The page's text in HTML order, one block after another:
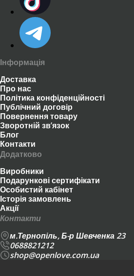
Інформація
Доставка
Про нас
Політика конфіденційності
Публічний договір
Повернення товару
Зворотній зв’язок
Блог
Контакти
Додатково
Виробники
Подарункові сертифікати
Особистий кабінет
Історія замовлень
Акції
Контакти
м.Тернопіль, Б-р Шевченка 23
0688821212
shop@openlove.com.ua